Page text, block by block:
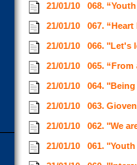
21/01/10 068.
21/01/10 067.
21/01/10 066. "Let's
21/01/10 065.
21/01/10 064.
21/01/10 063.
21/01/10 062. "We
21/01/10 061.